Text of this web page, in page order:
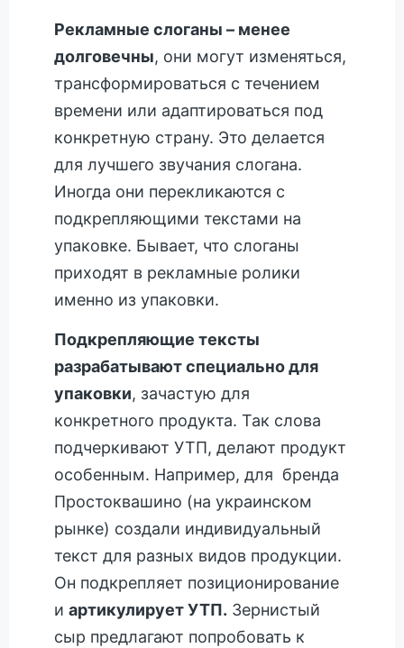
Рекламные слоганы – менее
долговечны, они могут изменяться,
трансформироваться с течением
времени или адаптироваться под
конкретную страну. Это делается
для лучшего звучания слогана.
Иногда они перекликаются с
подкрепляющими текстами на
упаковке. Бывает, что слоганы
приходят в рекламные ролики
именно из упаковки.
Подкрепляющие тексты
разрабатывают специально для
упаковки, зачастую для
конкретного продукта. Так слова
подчеркивают УТП, делают продукт
особенным. Например, для бренда
Простоквашино (на украинском
рынке) создали индивидуальный
текст для разных видов продукции.
Он подкрепляет позиционирование
и артикулирует УТП. Зернистый
сыр предлагают попробовать к